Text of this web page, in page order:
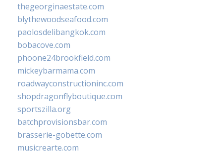
thegeorginaestate.com
blythewoodseafood.com
paolosdelibangkok.com
bobacove.com
phoone24brookfield.com
mickeybarmama.com
roadwayconstructioninc.com
shopdragonflyboutique.com
sportszilla.org
batchprovisionsbar.com
brasserie-gobette.com
musicrearte.com